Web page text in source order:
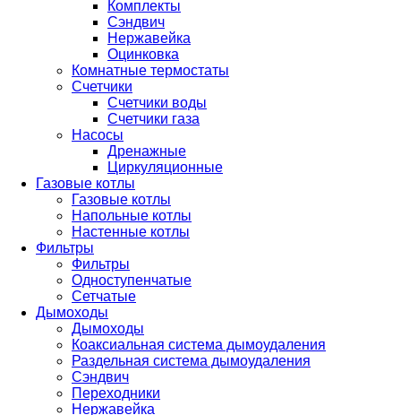
Комплекты
Сэндвич
Нержавейка
Оцинковка
Комнатные термостаты
Счетчики
Счетчики воды
Счетчики газа
Насосы
Дренажные
Циркуляционные
Газовые котлы
Газовые котлы
Напольные котлы
Настенные котлы
Фильтры
Фильтры
Одноступенчатые
Сетчатые
Дымоходы
Дымоходы
Коаксиальная система дымоудаления
Раздельная система дымоудаления
Сэндвич
Переходники
Нержавейка